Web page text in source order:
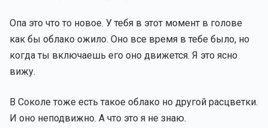
Опа это что то новое. У тебя в этот момент в голове
как бы облако ожило. Оно все время в тебе было, но
когда ты включаешь его оно движется. Я это ясно
вижу.
В Соколе тоже есть такое облако но другой расцветки.
И оно неподвижно. А что это я не знаю.